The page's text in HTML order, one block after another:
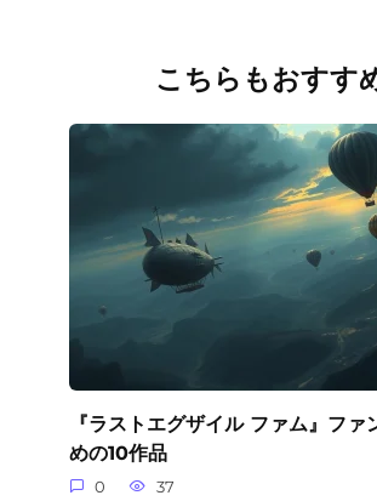
こちらもおすす
『ラストエグザイル ファム』ファ
めの10作品
0 37